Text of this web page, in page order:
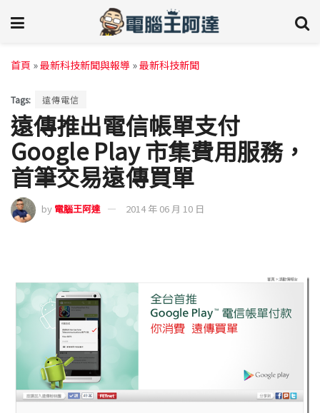
首頁 »最新科技新聞與報導 »最新科技新聞
Tags: 遠傳電信
遠傳推出電信帳單支付
Google Play 市集費用服務，
首筆交易遠傳買單
by 電腦王阿達 2014 年 06 月 10 日